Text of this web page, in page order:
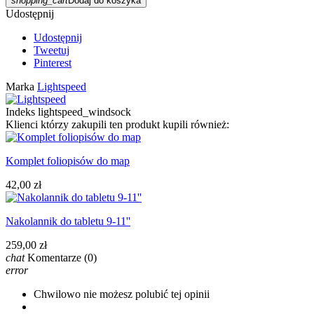
Udostępnij
Udostępnij
Tweetuj
Pinterest
Marka Lightspeed
Indeks lightspeed_windsock
Klienci którzy zakupili ten produkt kupili również:
Komplet foliopisów do map
42,00 zł
Nakolannik do tabletu 9-11''
259,00 zł
chat Komentarze (0)
error
Chwilowo nie możesz polubić tej opinii